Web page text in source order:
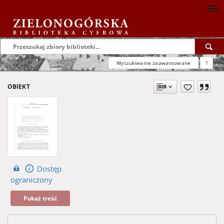
Wyszukiwanie zaawansowane ?
OBIEKT
Dostęp
ograniczony
Pokaż treść